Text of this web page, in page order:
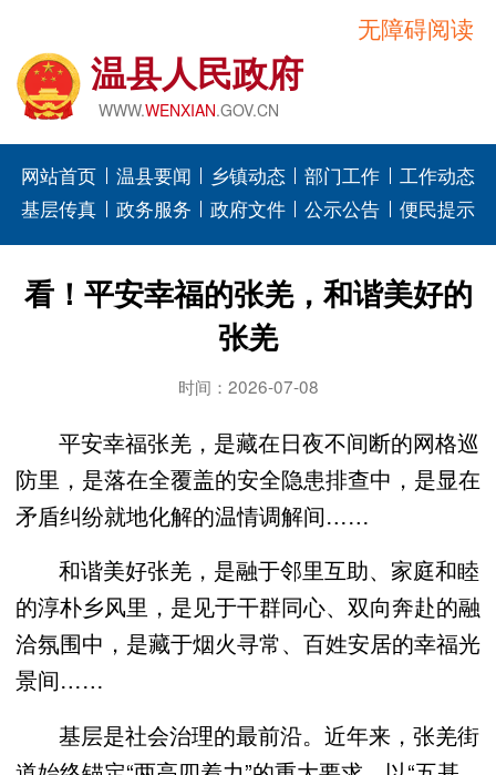
无障碍阅读
温县人民政府
WWW.WENXIAN.GOV.CN
网站首页 温县要闻 乡镇动态 部门工作
工作动态
基层传真
政务服务 政府文件 公示公告 便民提示
看！平安幸福的张羌，和谐美好的
张羌
时间：2026-07-08
平安幸福张羌，是藏在日夜不间断的网格巡
防里，是落在全覆盖的安全隐患排查中，是显在
矛盾纠纷就地化解的温情调解间……
和谐美好张羌，是融于邻里互助、家庭和睦
的淳朴乡风里，是见于干群同心、双向奔赴的融
洽氛围中，是藏于烟火寻常、百姓安居的幸福光
景间……
基层是社会治理的最前沿。近年来，张羌街